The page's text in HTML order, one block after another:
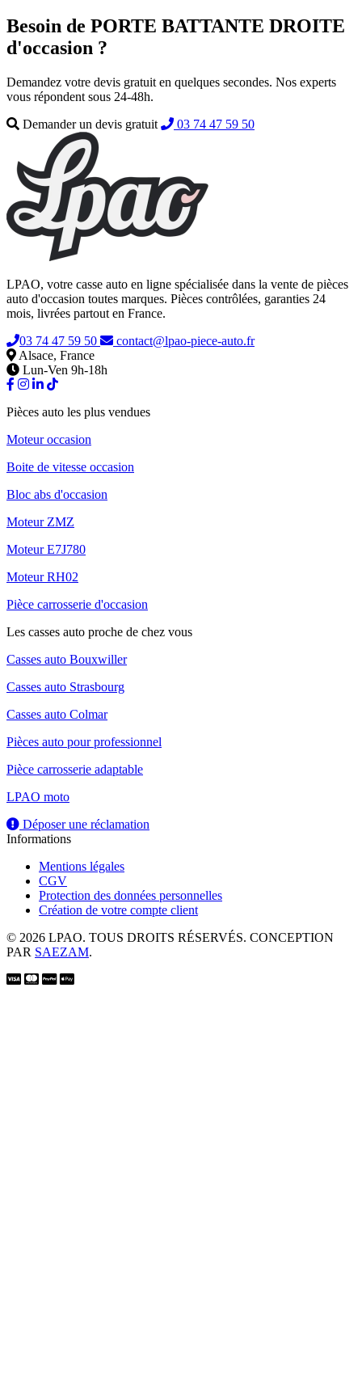
Besoin de PORTE BATTANTE DROITE
d'occasion ?
Demandez votre devis gratuit en quelques secondes. Nos experts
vous répondent sous 24-48h.
Demander un devis gratuit
03 74 47 59 50
LPAO, votre casse auto en ligne spécialisée dans la vente de pièces
auto d'occasion toutes marques. Pièces contrôlées, garanties 24
mois, livrées partout en France.
03 74 47 59 50
contact@lpao-piece-auto.fr
Alsace, France
Lun-Ven 9h-18h
Pièces auto les plus vendues
Moteur occasion
Boite de vitesse occasion
Bloc abs d'occasion
Moteur ZMZ
Moteur E7J780
Moteur RH02
Pièce carrosserie d'occasion
Les casses auto proche de chez vous
Casses auto Bouxwiller
Casses auto Strasbourg
Casses auto Colmar
Pièces auto pour professionnel
Pièce carrosserie adaptable
LPAO moto
Déposer une réclamation
Informations
Mentions légales
CGV
Protection des données personnelles
Création de votre compte client
© 2026 LPAO. TOUS DROITS RÉSERVÉS. CONCEPTION
PAR SAEZAM.